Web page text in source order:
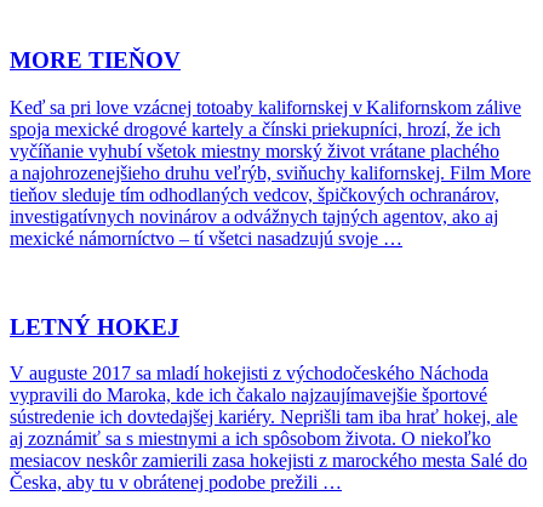
MORE TIEŇOV
Keď sa pri love vzácnej totoaby kalifornskej v Kalifornskom zálive
spoja mexické drogové kartely a čínski priekupníci, hrozí, že ich
vyčíňanie vyhubí všetok miestny morský život vrátane plachého
a najohrozenejšieho druhu veľrýb, sviňuchy kalifornskej. Film More
tieňov sleduje tím odhodlaných vedcov, špičkových ochranárov,
investigatívnych novinárov a odvážnych tajných agentov, ako aj
mexické námorníctvo – tí všetci nasadzujú svoje …
LETNÝ HOKEJ
V auguste 2017 sa mladí hokejisti z východočeského Náchoda
vypravili do Maroka, kde ich čakalo najzaujímavejšie športové
sústredenie ich dovtedajšej kariéry. Neprišli tam iba hrať hokej, ale
aj zoznámiť sa s miestnymi a ich spôsobom života. O niekoľko
mesiacov neskôr zamierili zasa hokejisti z marockého mesta Salé do
Česka, aby tu v obrátenej podobe prežili …